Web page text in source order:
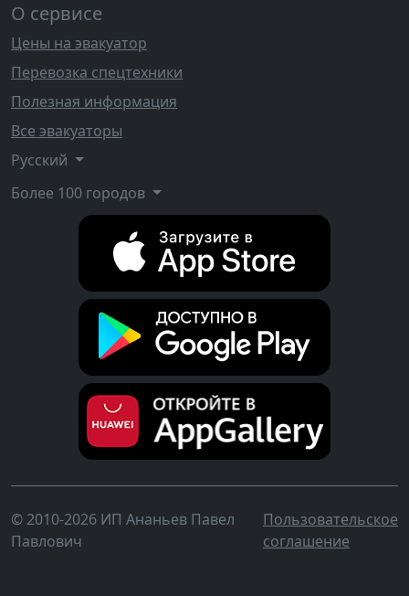
О сервисе
Цены на эвакуатор
Перевозка спецтехники
Полезная информация
Все эвакуаторы
Русский
Более 100 городов
© 2010-2026 ИП Ананьев Павел
Павлович
Пользовательское
соглашение